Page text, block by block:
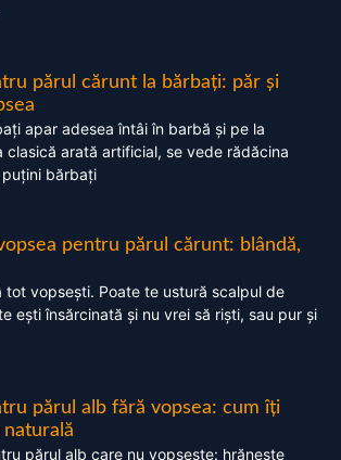
părul cărunt la bărbați: păr și
apar adesea întâi în barbă și pe la
clasică arată artificial, se vede rădăcina
puțini bărbați
pentru părul cărunt: blândă,
tot vopsești. Poate te ustură scalpul de
ești însărcinată și nu vrei să riști, sau pur și
părul alb fără vopsea: cum îți
părul alb care nu vopsește: hrănește